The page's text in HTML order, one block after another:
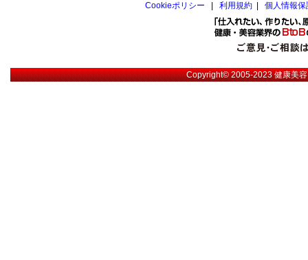
Cookieポリシー
利用規約 個人情報
Copyright© 2005-2023健康美